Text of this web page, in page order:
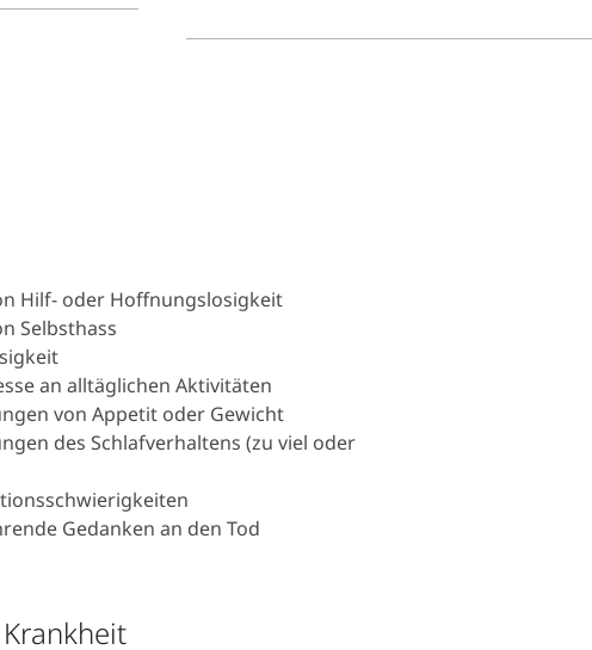
Hilf- oder Hoffnungslosigkeit
Selbsthass
an alltäglichen Aktivitäten
von Appetit oder Gewicht
des Schlafverhaltens (zu viel oder
Gedanken an den Tod